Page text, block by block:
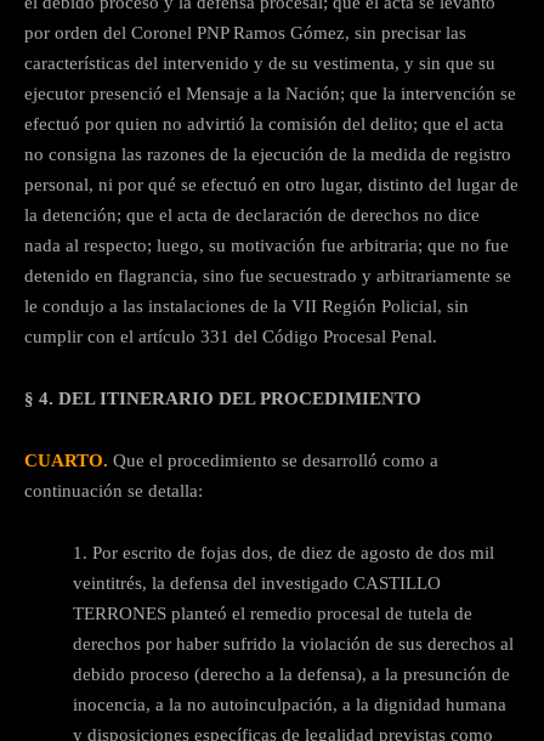
por orden del Coronel PNP Ramos Gómez, sin precisar las
características del intervenido y de su vestimenta, y sin que su
ejecutor presenció el Mensaje a la Nación; que la intervención se
efectuó por quien no advirtió la comisión del delito; que el acta
no consigna las razones de la ejecución de la medida de registro
personal, ni por qué se efectuó en otro lugar, distinto del lugar de
la detención; que el acta de declaración de derechos no dice
nada al respecto; luego, su motivación fue arbitraria; que no fue
detenido en flagrancia, sino fue secuestrado y arbitrariamente se
le condujo a las instalaciones de la VII Región Policial, sin
cumplir con el artículo 331 del Código Procesal Penal.
§ 4. DEL ITINERARIO DEL PROCEDIMIENTO
CUARTO. Que el procedimiento se desarrolló como a
continuación se detalla:
1. Por escrito de fojas dos, de diez de agosto de dos mil
veintitrés, la defensa del investigado CASTILLO
TERRONES planteó el remedio procesal de tutela de
derechos por haber sufrido la violación de sus derechos al
debido proceso (derecho a la defensa), a la presunción de
inocencia, a la no autoinculpación, a la dignidad humana
y disposiciones específicas de legalidad previstas como